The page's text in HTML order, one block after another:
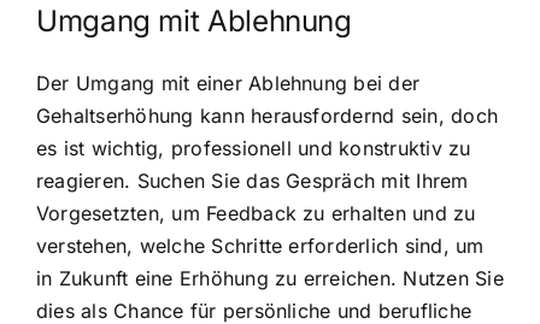
Umgang mit Ablehnung
Der Umgang mit einer Ablehnung bei der
Gehaltserhöhung kann herausfordernd sein, doch
es ist wichtig, professionell und konstruktiv zu
reagieren. Suchen Sie das Gespräch mit Ihrem
Vorgesetzten, um Feedback zu erhalten und zu
verstehen, welche Schritte erforderlich sind, um
in Zukunft eine Erhöhung zu erreichen. Nutzen Sie
dies als Chance für persönliche und berufliche